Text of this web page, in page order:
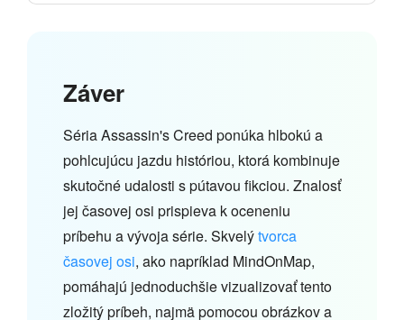
Záver
Séria Assassin's Creed ponúka hlbokú a
pohlcujúcu jazdu históriou, ktorá kombinuje
skutočné udalosti s pútavou fikciou. Znalosť
jej časovej osi prispieva k oceneniu
príbehu a vývoja série. Skvelýtvorca
časovej osi, ako napríklad MindOnMap,
pomáhajú jednoduchšie vizualizovať tento
zložitý príbeh, najmä pomocou obrázkov a